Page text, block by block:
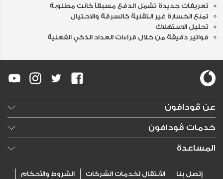
تعريفات جديدة تشمل الدفع مسبقاً كانت مطلوبة
تمنع الخسارة غير التقنية كالسرقة والاحتيال
تحليل الاستهلاك
فواتير دقيقة من خلال قراءات العداد الذكي الفعلية
عن ڤودافون
وظائف خالية
النشرات الصحفية
خدمات ڤودافون
المساعدة
إتصل بنا الأنتقال لخدمات الشركات الشروط والأحكام